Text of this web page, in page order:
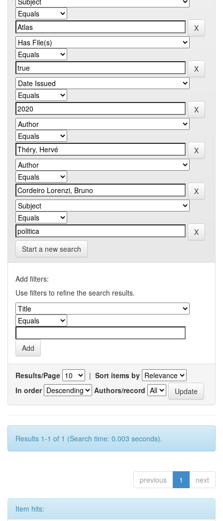
Start a new search
Add filters:
Use filters to refine the search results.
Results/Page | Sort items by
In order
Authors/record
Results 1-1 of 1 (Search time: 0.003 seconds).
previous 1 next
Item hits: